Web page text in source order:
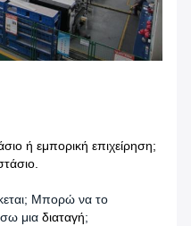
ή εμπορική επιχείρηση;
Μπορώ να το
μια διαταγή;